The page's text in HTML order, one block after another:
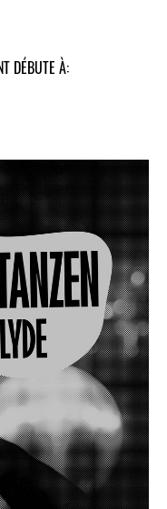
DÉBUTE À: